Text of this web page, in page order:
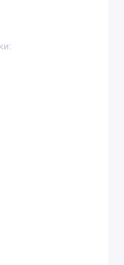
подходит
вместе с
для